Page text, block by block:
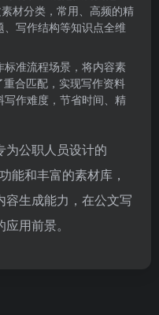
材分类，常用、高频的精
写作结构等知识点全维
标准流程场景，将内容素
合匹配，实现写作资料
作难度，节省时间、精
为公职人员设计的
能和丰富的素材库，
容生成能力，在公文写
用前景。